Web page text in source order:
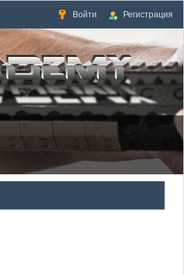
Войти Регистрация